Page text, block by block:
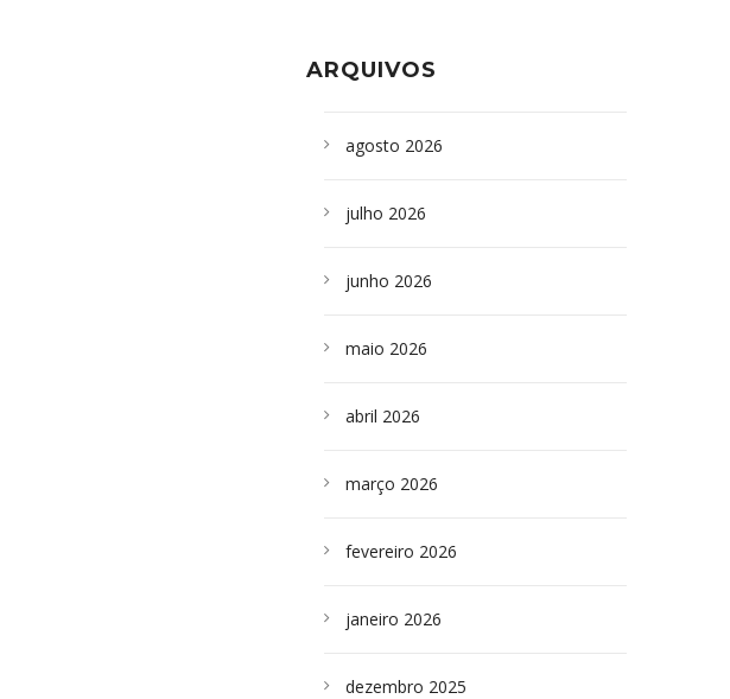
sepultados em SP
ARQUIVOS
agosto 2026
julho 2026
junho 2026
maio 2026
abril 2026
março 2026
fevereiro 2026
janeiro 2026
dezembro 2025